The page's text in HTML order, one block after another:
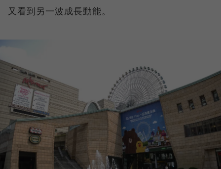
又看到另一波成長動能。